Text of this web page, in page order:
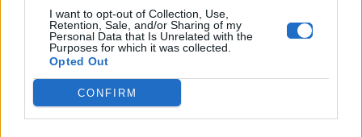
I want to opt-out of Collection, Use,
Retention, Sale, and/or Sharing of my
Personal Data that Is Unrelated with the
Purposes for which it was collected.
Opted Out
CONFIRM